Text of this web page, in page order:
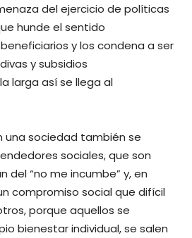
del ejercicio de políticas
hunde el sentido
y los condena a ser
y subsidios
larga así se llega al
sociedad también se
sociales, que son
del “no me incumbe” y, en
compromiso social que difícil
porque aquellos se
bienestar individual, se salen